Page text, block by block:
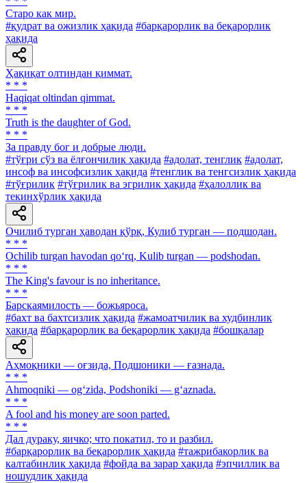
Старо как мир.
#қудрат ва ожизлик ҳақида #барқарорлик ва беқарорлик
ҳақида
Ҳақиқат олтиндан қиммат.
* * *
Haqiqat oltindan qimmat.
* * *
Truth is the daughter of God.
* * *
За правду бог и добрые люди.
#тўғри сўз ва ёлғончилик ҳақида #адолат, тенглик #адолат,
инсоф ва инсофсизлик ҳақида #тенглик ва тенгсизлик ҳақида
#тўғрилик #тўғрилик ва эгрилик ҳақида #ҳалоллик ва
текинхўрлик ҳақида
Очилиб турган ҳаводан қўрқ, Кулиб турган — подшодан.
* * *
Ochilib turgan havodan qo‘rq, Kulib turgan — podshodan.
* * *
The King's favour is no inheritance.
* * *
Барскаямилость — божьяроса.
#бахт ва бахтсизлик ҳақида #жамоатчилик ва худбинлик
ҳақида #барқарорлик ва беқарорлик ҳақида #бошқалар
Аҳмоқники — оғзида, Подшоники — ғазнада.
* * *
Ahmoqniki — og‘zida, Podshoniki — g‘aznada.
* * *
A fool and his money are soon parted.
* * *
Дал дураку, яичко; что покатил, то и разбил.
#барқарорлик ва беқарорлик ҳақида #тажрибакорлик ва
калтабинлик ҳақида #фойда ва зарар ҳақида #эпчиллик ва
ношудлик ҳақида